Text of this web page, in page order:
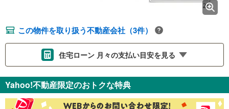
この物件を取り扱う不動産会社（3件）
住宅ローン 月々の支払い目安を見る
金利 ％
Yahoo!不動産限定のおトクな特典